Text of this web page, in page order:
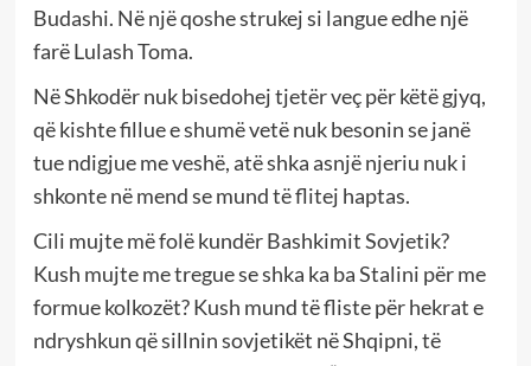
Budashi. Në një qoshe strukej si langue edhe një
farë Lulash Toma.
Në Shkodër nuk bisedohej tjetër veç për këtë gjyq,
që kishte fillue e shumë vetë nuk besonin se janë
tue ndigjue me veshë, atë shka asnjë njeriu nuk i
shkonte në mend se mund të flitej haptas.
Cili mujte më folë kundër Bashkimit Sovjetik?
Kush mujte me tregue se shka ka ba Stalini për me
formue kolkozët? Kush mund të fliste për hekrat e
ndryshkun që sillnin sovjetikët në Shqipni, të